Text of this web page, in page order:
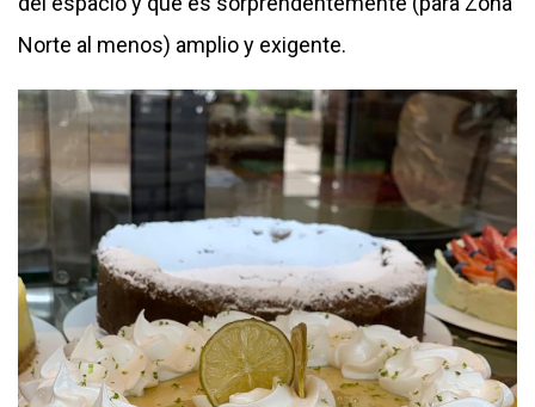
Norte al menos) amplio y exigente.